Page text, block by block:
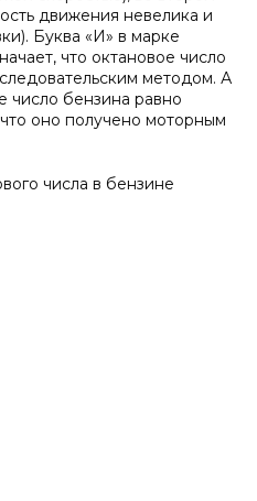
движения невелика и
Буква «И» в марке
что октановое число
методом. А
число бензина равно
оно получено моторным
числа в бензине